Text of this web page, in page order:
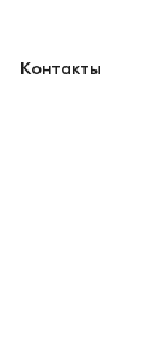
Контакты